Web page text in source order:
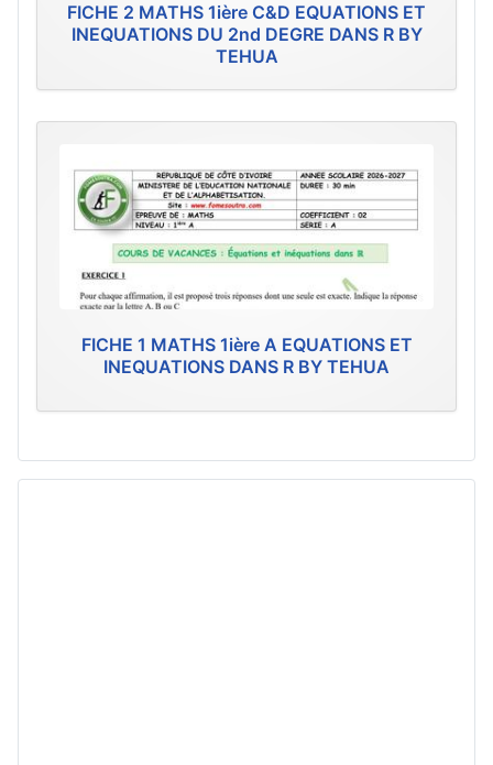
FICHE 2 MATHS 1ière C&D EQUATIONS ET
INEQUATIONS DU 2nd DEGRE DANS R BY
TEHUA
FICHE 1 MATHS 1ière A EQUATIONS ET
INEQUATIONS DANS R BY TEHUA